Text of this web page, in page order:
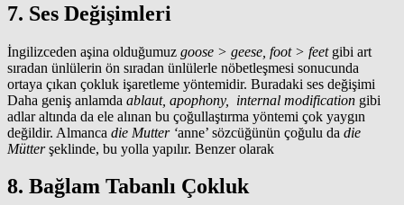
7. Ses Değişimleri
İngilizceden aşina olduğumuz goose > geese, foot > feet gibi art
sıradan ünlülerin ön sıradan ünlülerle nöbetleşmesi sonucunda
ortaya çıkan çokluk işaretleme yöntemidir. Buradaki ses değişimi
Daha geniş anlamda ablaut, apophony, internal modification gibi
adlar altında da ele alınan bu çoğullaştırma yöntemi çok yaygın
değildir. Almanca die Mutter ‘anne’ sözcüğünün çoğulu da die
Mütterşeklinde, bu yolla yapılır. Benzer olarak
8. Bağlam Tabanlı Çokluk